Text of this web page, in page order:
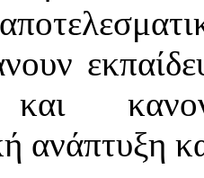
και
ανάπτυξη